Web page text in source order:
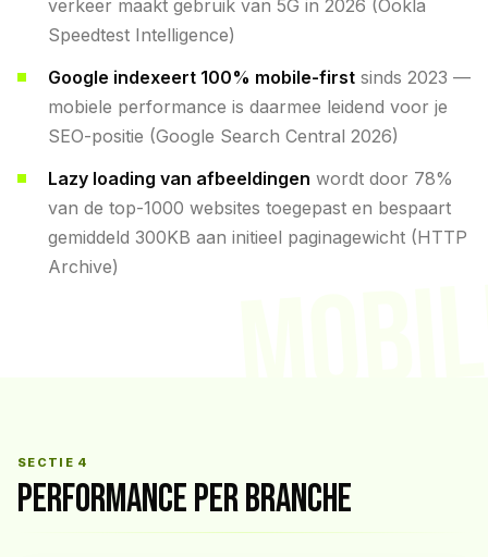
verkeer maakt gebruik van 5G in 2026 (Ookla
Speedtest Intelligence)
Google indexeert 100% mobile-first sinds 2023 —
mobiele performance is daarmee leidend voor je
SEO-positie (Google Search Central 2026)
Lazy loading van afbeeldingen wordt door 78%
van de top-1000 websites toegepast en bespaart
gemiddeld 300KB aan initieel paginagewicht (HTTP
Archive)
SECTIE 4
PERFORMANCE PER BRANCHE